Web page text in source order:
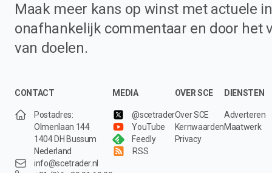
Maak meer kans op winst met actuele
onafhankelijk commentaar en door het
van doelen.
CONTACT
Postadres:
Olmenlaan 144
1404 DH Bussum
Nederland
info@scetrader.nl
MEDIA
@scetrader
YouTube
Feedly
RSS
OVER SCE
Over SCE
Kernwaarden
Privacy
DIENSTEN
Adverteren
Maatwerk